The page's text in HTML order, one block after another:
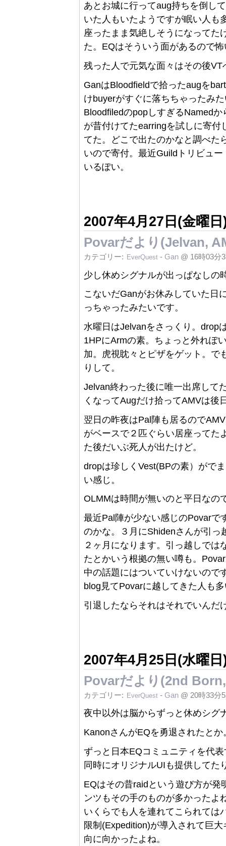
あとお城に行ってaug持ちを倒し
いた人もいたようですが眠い人も
座ったまま気絶しそうになってた
た。EQはそういう面があるので
残った人で元気な面々はその後VT
GanはBloodfieldで拾ったaugを
けbuyerがすぐに落ちちゃったみ
BloodfiledのpopしすぎるNamed
が昔付けてたearringを試しに寄
てた。どこで出たのかなと調べた
いので寄付。最近Guildトリビュ
いるぽい。
2007年4月27日(金曜日
Povarだより(Jelvan,
カテゴリー: EverQuest - Gan @ 16時03分
少し休めシグナルが出っぱなし
こないだGanがお休みしていた日
っちゃったみたいです。
水曜日はJelvanをさっくり。drop
1HPにArmの素。ちょっと外れぽ
加。虎視眈々とピザをゲット。で
りして。
Jelvan終わった後に唯一出席して
くなってAugだけ拾ってAMVは後
翌日の昨夜はPal陣も居るので
がベースで２匹ぐらい居座ってた
た後だいぶ死人が出たけど。
dropは珍しくVest(BPの素）がで
い感じ。
OLMMは時間が無いのと平日なの
最近Pal陣が少ない感じのPovarで
のかな。３月にShidenさんが引っ
２ヶ月になります。引っ越しでは
たとかいう根拠の無い噂も。
中の話題にはついていけないので
blog見てPovarに越してきた人も
引退したならそれはそれでいんだ
2007年4月25日(水曜日
Povarだより(2nd
カテゴリー: EverQuest - Gan @ 20時33分
夜中以外は脳からずっと休めシグ
KanonさんがEQを勇退されたと
ずっと日本EQコミュニティを代
同時にオリジナルUIも提供してた
EQはその昔raidという遊び方が
ンツもその手のものが多かったよ
いくらでも人を連れてこられては
限制(Expedition)が導入されて巨
向に向かったよね。